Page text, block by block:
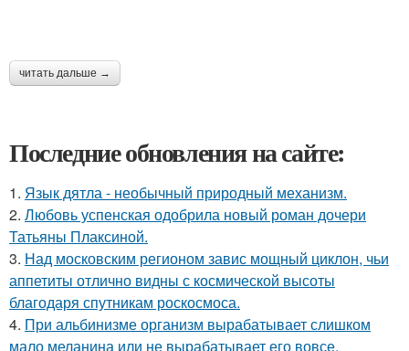
читать дальше →
Последние обновления на сайте:
1. Язык дятла - необычный природный механизм.
2. Любовь успенская одобрила новый роман дочери
Татьяны Плаксиной.
3. Над московским регионом завис мощный циклон, чьи
аппетиты отлично видны с космической высоты
благодаря спутникам роскосмоса.
4. При альбинизме организм вырабатывает слишком
мало меланина или не вырабатывает его вовсе.